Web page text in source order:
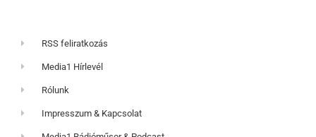
RSS feliratkozás
Media1 Hírlevél
Rólunk
Impresszum & Kapcsolat